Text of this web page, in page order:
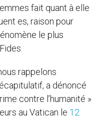
fait quant à elle
es, raison pour
le plus
rappelons
a dénoncé
contre l’humanité »
au Vatican le 12